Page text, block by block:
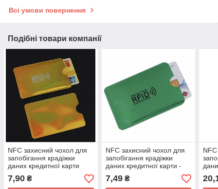
Всі умови повернення
Подібні товари компанії
NFC захисний чохол для
запобігання крадіжки
даних кредитної карти
7,90 ₴
NFC захисний чохол для
запобігання крадіжки
даних кредитної карти -
зелений
7,49₴